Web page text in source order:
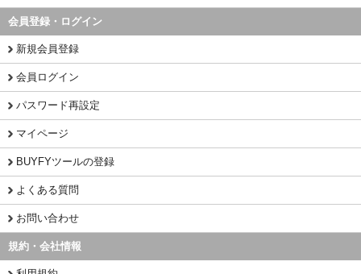
会員登録・ログイン
新規会員登録
会員ログイン
パスワード再設定
マイページ
BUYFYツールの登録
よくある質問
お問い合わせ
規約・会社情報